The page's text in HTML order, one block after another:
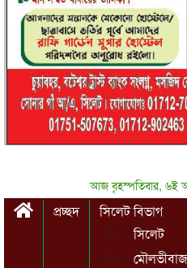
আজ বৃহস্পতিবার, ৬ই
প্রচ্ছদ
সিলেট বিভাগ
সিলেট